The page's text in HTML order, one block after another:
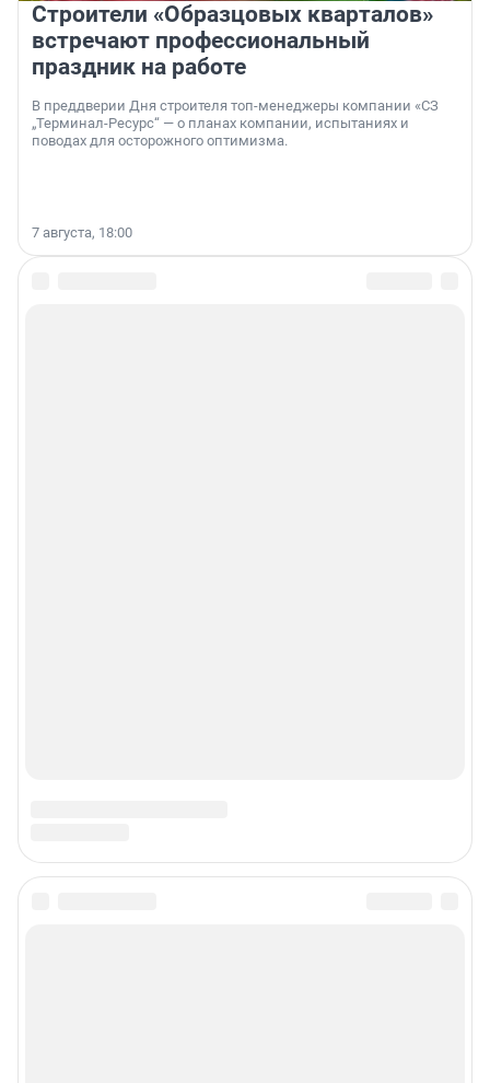
Строители «Образцовых кварталов»
встречают профессиональный
праздник на работе
В преддверии Дня строителя топ-менеджеры компании «СЗ
„Терминал-Ресурс“ — о планах компании, испытаниях и
поводах для осторожного оптимизма.
7 августа, 18:00